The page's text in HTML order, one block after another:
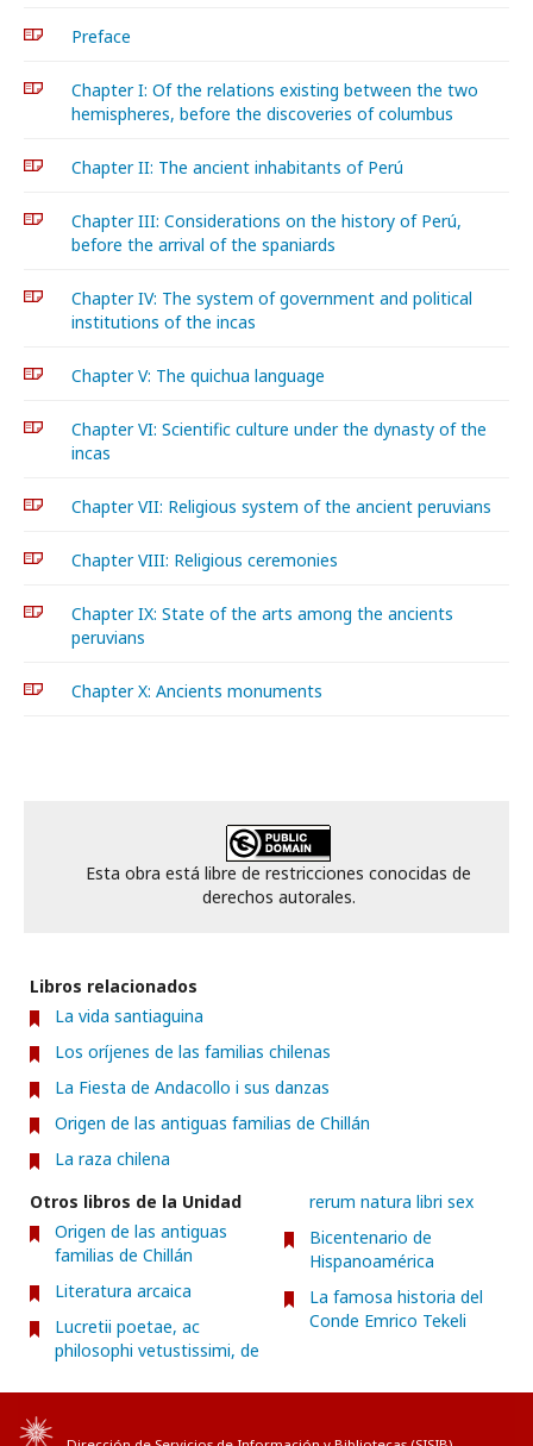
Preface
Chapter I: Of the relations existing between the two
hemispheres, before the discoveries of columbus
Chapter II: The ancient inhabitants of Perú
Chapter III: Considerations on the history of Perú,
before the arrival of the spaniards
Chapter IV: The system of government and political
institutions of the incas
Chapter V: The quichua language
Chapter VI: Scientific culture under the dynasty of the
incas
Chapter VII: Religious system of the ancient peruvians
Chapter VIII: Religious ceremonies
Chapter IX: State of the arts among the ancients
peruvians
Chapter X: Ancients monuments
Esta obra está libre de restricciones conocidas de
derechos autorales.
Libros relacionados
La vida santiaguina
Los oríjenes de las familias chilenas
La Fiesta de Andacollo i sus danzas
Origen de las antiguas familias de Chillán
La raza chilena
Otros libros de la Unidad
Origen de las antiguas
familias de Chillán
Literatura arcaica
Lucretii poetae, ac
philosophi vetustissimi, de
rerum natura libri sex
Bicentenario de
Hispanoamérica
La famosa historia del
Conde Emrico Tekeli